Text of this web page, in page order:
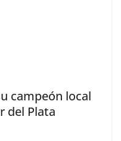
campeón local
del Plata